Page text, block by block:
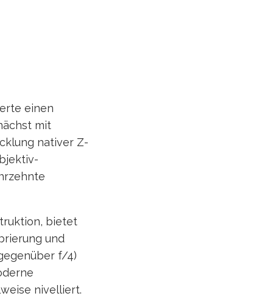
einen
mit
nativer Z-
bietet
und
f/4)
nivelliert.